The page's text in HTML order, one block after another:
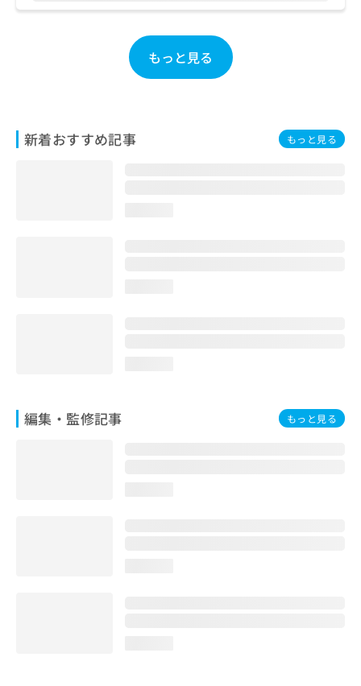
もっと見る
新着おすすめ記事 もっと見る
編集・監修記事 もっと見る
お
ち